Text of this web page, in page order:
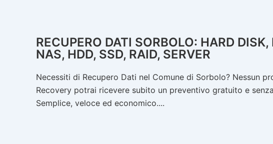
RECUPERO DATI SORBOLO: HARD
NAS, HDD, SSD, RAID, SERVER
Necessiti di Recupero Dati nel Comune di Sorbolo? Nessun
Recovery potrai ricevere subito un preventivo gratuito e
Semplice, veloce ed economico....